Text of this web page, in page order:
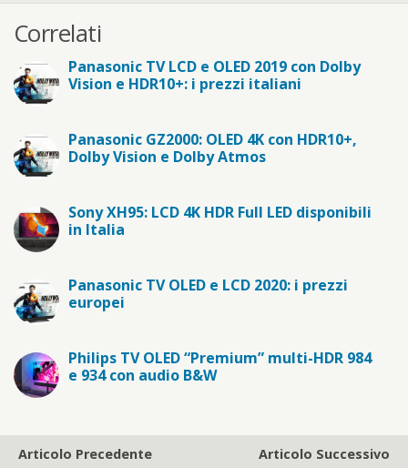
Correlati
Panasonic TV LCD e OLED 2019 con Dolby
Vision e HDR10+: i prezzi italiani
Panasonic GZ2000: OLED 4K con HDR10+,
Dolby Vision e Dolby Atmos
Sony XH95: LCD 4K HDR Full LED disponibili
in Italia
Panasonic TV OLED e LCD 2020: i prezzi
europei
Philips TV OLED “Premium” multi-HDR 984
e 934 con audio B&W
Articolo Precedente
Articolo Successivo